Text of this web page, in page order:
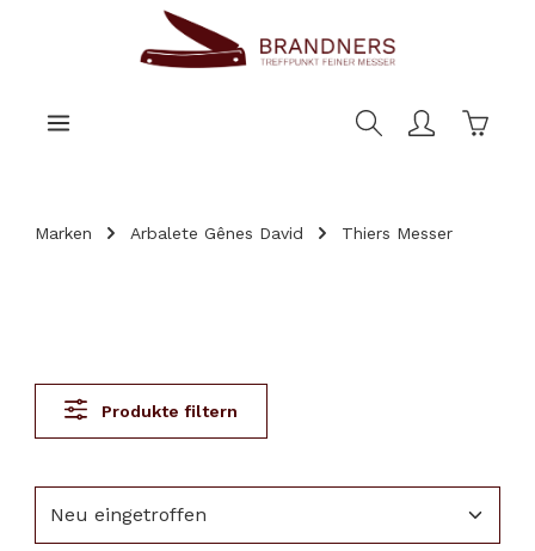
Marken Arbalete Gênes David Thiers Messer
Produkte filtern